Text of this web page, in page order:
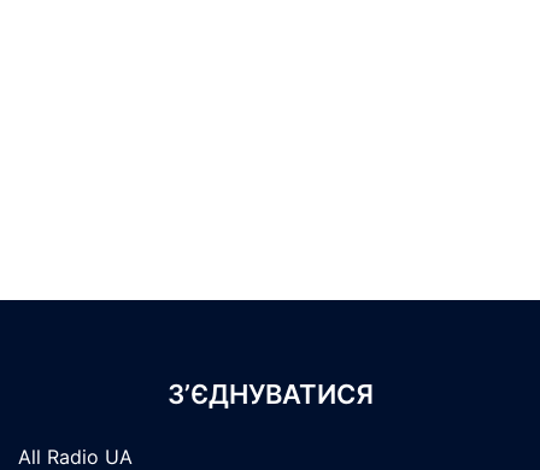
З’ЄДНУВАТИСЯ
All Radio UA